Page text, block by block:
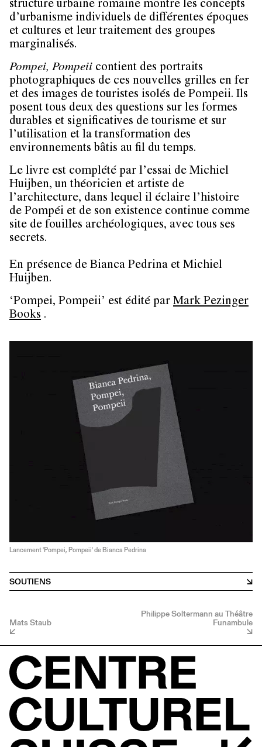
structure urbaine romaine montre les concepts
d’urbanisme individuels de différentes époques
et cultures et leur traitement des groupes
marginalisés.
Pompei, Pompeii contient des portraits
photographiques de ces nouvelles grilles en fer
et des images de touristes isolés de Pompeii. Ils
posent tous deux des questions sur les formes
durables et significatives de tourisme et sur
l’utilisation et la transformation des
environnements bâtis au fil du temps.
Le livre est complété par l’essai de Michiel
Huijben, un théoricien et artiste de
l’architecture, dans lequel il éclaire l’histoire
de Pompéi et de son existence continue comme
site de fouilles archéologiques, avec tous ses
secrets.
En présence de Bianca Pedrina et Michiel
Huijben.
‘Pompei, Pompeii’ est édité par Mark Pezinger
Books .
Lancement 'Pompei, Pompeii' de Bianca Pedrina
SOUTIENS
Mats Staub
Philippe Soltermann au Théâtre
Funambule